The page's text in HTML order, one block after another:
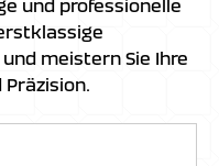
meistern Sie Ihre